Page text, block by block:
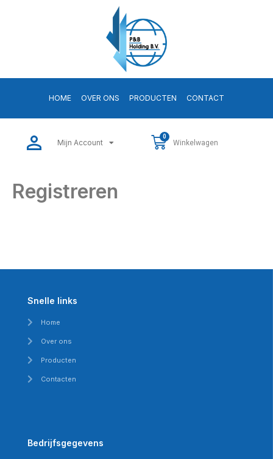
HOME OVER ONS PRODUCTEN CONTACT
Mijn Account
0
Winkelwagen
Registreren
Snelle links
Home
Over ons
Producten
Contacten
Bedrijfsgegevens